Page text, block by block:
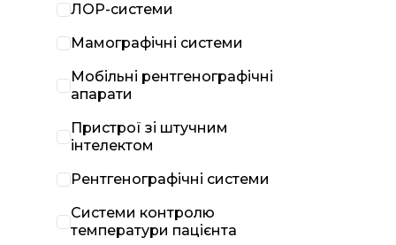
ЛОР-системи
Мамографічні системи
Мобільні рентгенографічні
апарати
Пристрої зі штучним
інтелектом
Рентгенографічні системи
Системи контролю
температури пацієнта